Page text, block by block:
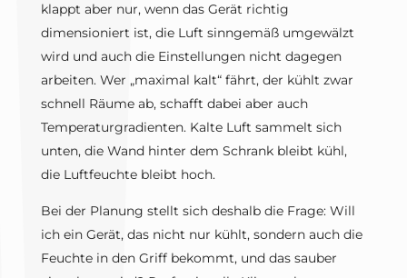
klappt aber nur, wenn das Gerät richtig
dimensioniert ist, die Luft sinngemäß umgewälzt
wird und auch die Einstellungen nicht dagegen
arbeiten. Wer „maximal kalt“ fährt, der kühlt zwar
schnell Räume ab, schafft dabei aber auch
Temperaturgradienten. Kalte Luft sammelt sich
unten, die Wand hinter dem Schrank bleibt kühl,
die Luftfeuchte bleibt hoch.
Bei der Planung stellt sich deshalb die Frage: Will
ich ein Gerät, das nicht nur kühlt, sondern auch die
Feuchte in den Griff bekommt, und das sauber